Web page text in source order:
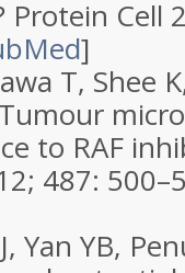
Protein Cell
]
T, Shee
Tumour
to RAF
487:
Yan YB,